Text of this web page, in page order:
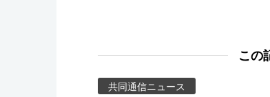
この
共同通信ニュース